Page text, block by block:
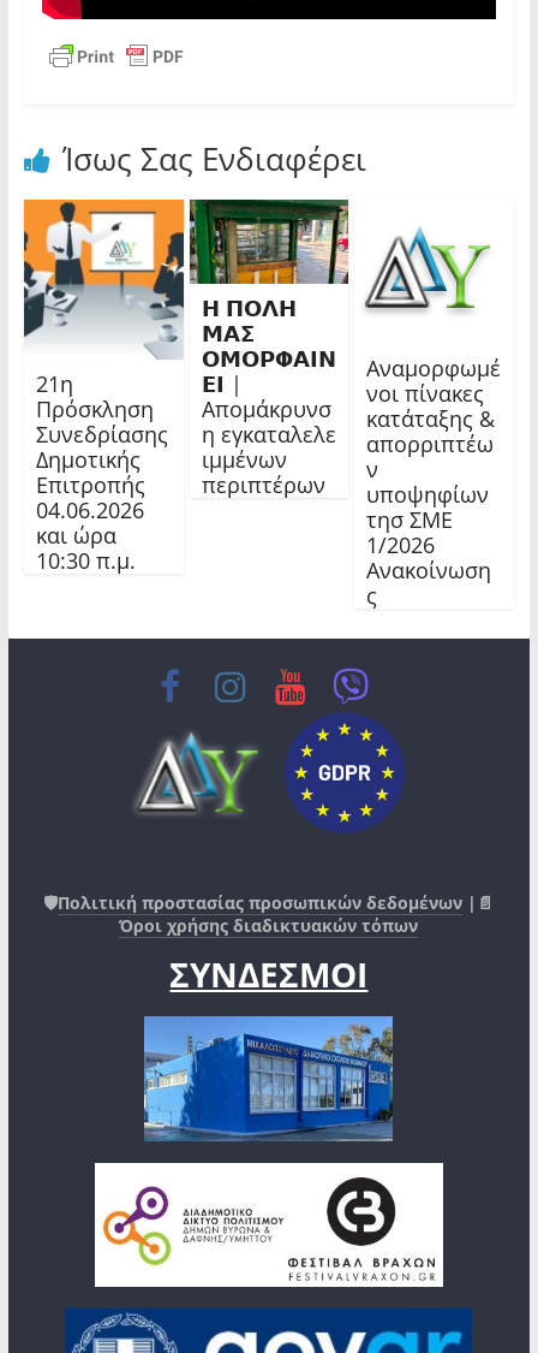
Ίσως Σας Ενδιαφέρει
21η
Πρόσκληση
Συνεδρίασης
Δημοτικής
Επιτροπής
04.06.2026
και ώρα
10:30 π.μ.
𝝜 𝝥𝝤𝝠𝝜
𝝡𝝖𝝨
𝝤𝝡𝝤𝝦𝝫𝝖𝝞𝝢
𝝚𝝞 |
Απομάκρυνσ
η εγκαταλελε
ιμμένων
περιπτέρων
Αναμορφωμέ
νοι πίνακες
κατάταξης &
απορριπτέω
ν
υποψηφίων
τησ ΣΜΕ
1/2026
Ανακοίνωση
ς
🛡️Πολιτική προστασίας προσωπικών δεδομένων |📄
Όροι χρήσης διαδικτυακών τόπων
ΣΥΝΔΕΣΜΟΙ